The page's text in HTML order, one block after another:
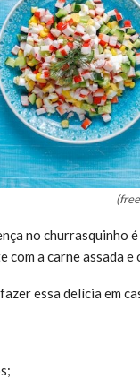
no churrasquinho
a carne assada e
essa delícia em